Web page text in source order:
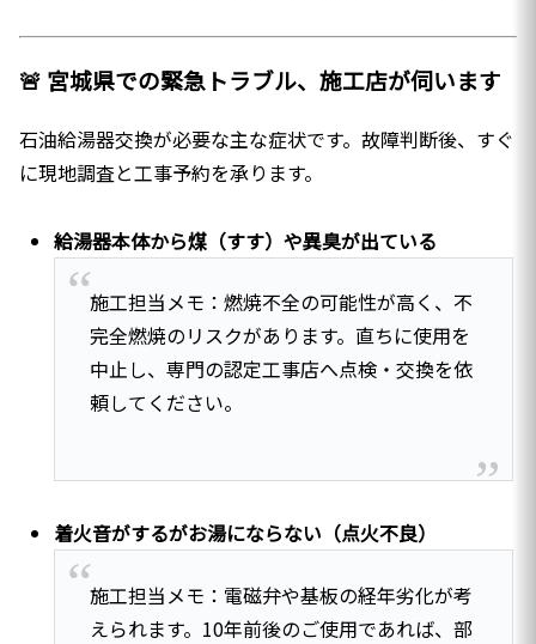
🚨 宮城県での緊急トラブル、施工店が伺います
石油給湯器交換が必要な主な症状です。故障判断後、すぐ
に現地調査と工事予約を承ります。
給湯器本体から煤（すす）や異臭が出ている
施工担当メモ：燃焼不全の可能性が高く、不
完全燃焼のリスクがあります。直ちに使用を
中止し、専門の認定工事店へ点検・交換を依
頼してください。
着火音がするがお湯にならない（点火不良）
施工担当メモ：電磁弁や基板の経年劣化が考
えられます。10年前後のご使用であれば、部